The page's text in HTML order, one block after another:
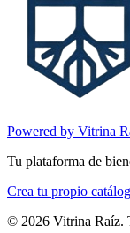
Powered by Vitrina
Tu plataforma de
Crea tu propio
© 2026 Vitrina Raíz.